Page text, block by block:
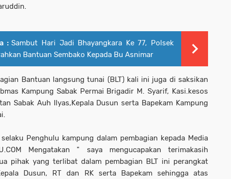
: Sambut Hari Jadi Bhayangkara Ke 77, Polsek
Bantuan Sembako Kepada Bu Asnimar
Bantuan langsung tunai (BLT) kali ini juga di saksikan
Kampung Sabak Permai Brigadir M. Syarif, Kasi.kesos
Sabak Auh Ilyas,Kepala Dusun serta Bapekam Kampung
Penghulu kampung dalam pembagian kepada Media
Mengatakan " saya mengucapakan terimakasih
pihak yang terlibat dalam pembagian BLT ini perangkat
Dusun, RT dan RK serta Bapekam sehingga atas